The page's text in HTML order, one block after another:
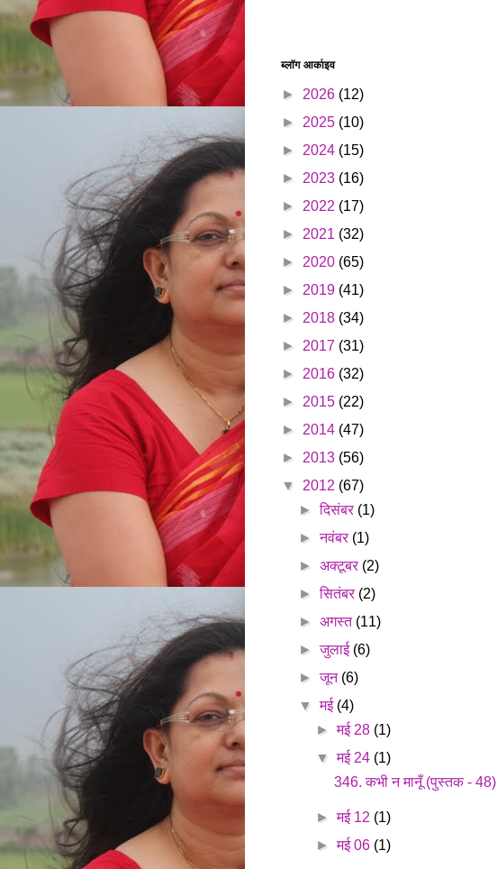
ब्लॉग आर्काइव
► 2026 (12)
► 2025 (10)
► 2024 (15)
► 2023 (16)
► 2022 (17)
► 2021 (32)
► 2020 (65)
► 2019 (41)
► 2018 (34)
► 2017 (31)
► 2016 (32)
► 2015 (22)
► 2014 (47)
► 2013 (56)
▼ 2012 (67)
►दिसंबर (1)
►नवंबर (1)
►अक्टूबर (2)
►सितंबर (2)
►अगस्त (11)
►जुलाई (6)
►जून (6)
▼मई (4)
►मई 28 (1)
▼मई 24 (1)
346. कभी न मानूँ (पुस्तक - 48)
►मई 12 (1)
►मई 06 (1)